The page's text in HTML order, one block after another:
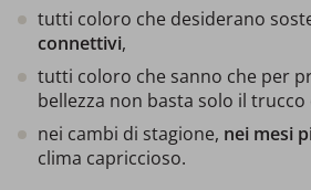
tutti coloro che desiderano
connettivi,
tutti coloro che sanno che per
bellezza non basta solo il trucco
nei cambi di stagione, nei mesi
clima capriccioso.